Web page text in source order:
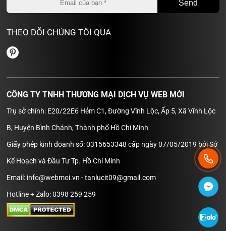
THEO DÕI CHÚNG TÔI QUA
CÔNG TY TNHH THƯƠNG MẠI DỊCH VỤ WEB MỚI
Trụ sở chính: E20/22E6 Hẻm C1, Đường Vĩnh Lộc, Ấp 5, Xã Vĩnh Lộc
B, Huyện Bình Chánh, Thành phố Hồ Chí Minh
Giấy phép kinh doanh số: 0315653348 cấp ngày 07/05/2019 bởi Sở
Kế Hoạch và Đầu Tư Tp. Hồ Chí Minh
Email: info@webmoi.vn - tanlucit09@gmail.com
Hotline + Zalo: 0398 259 259